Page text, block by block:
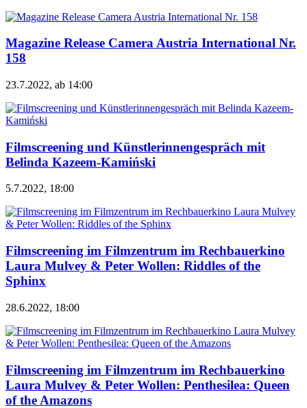
Magazine Release Camera Austria International Nr.
158
23.7.2022, ab 14:00
Filmscreening und Künstlerinnengespräch mit
Belinda Kazeem-Kamiński
5.7.2022, 18:00
Filmscreening im Filmzentrum im Rechbauerkino
Laura Mulvey & Peter Wollen: Riddles of the
Sphinx
28.6.2022, 18:00
Filmscreening im Filmzentrum im Rechbauerkino
Laura Mulvey & Peter Wollen: Penthesilea: Queen
of the Amazons